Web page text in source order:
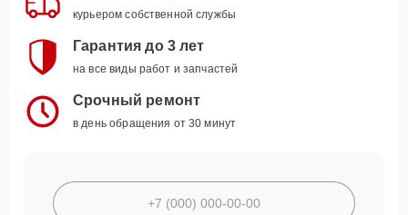
курьером собственной службы
Гарантия до 3 лет
на все виды работ и запчастей
Срочный ремонт
в день обращения от 30 минут